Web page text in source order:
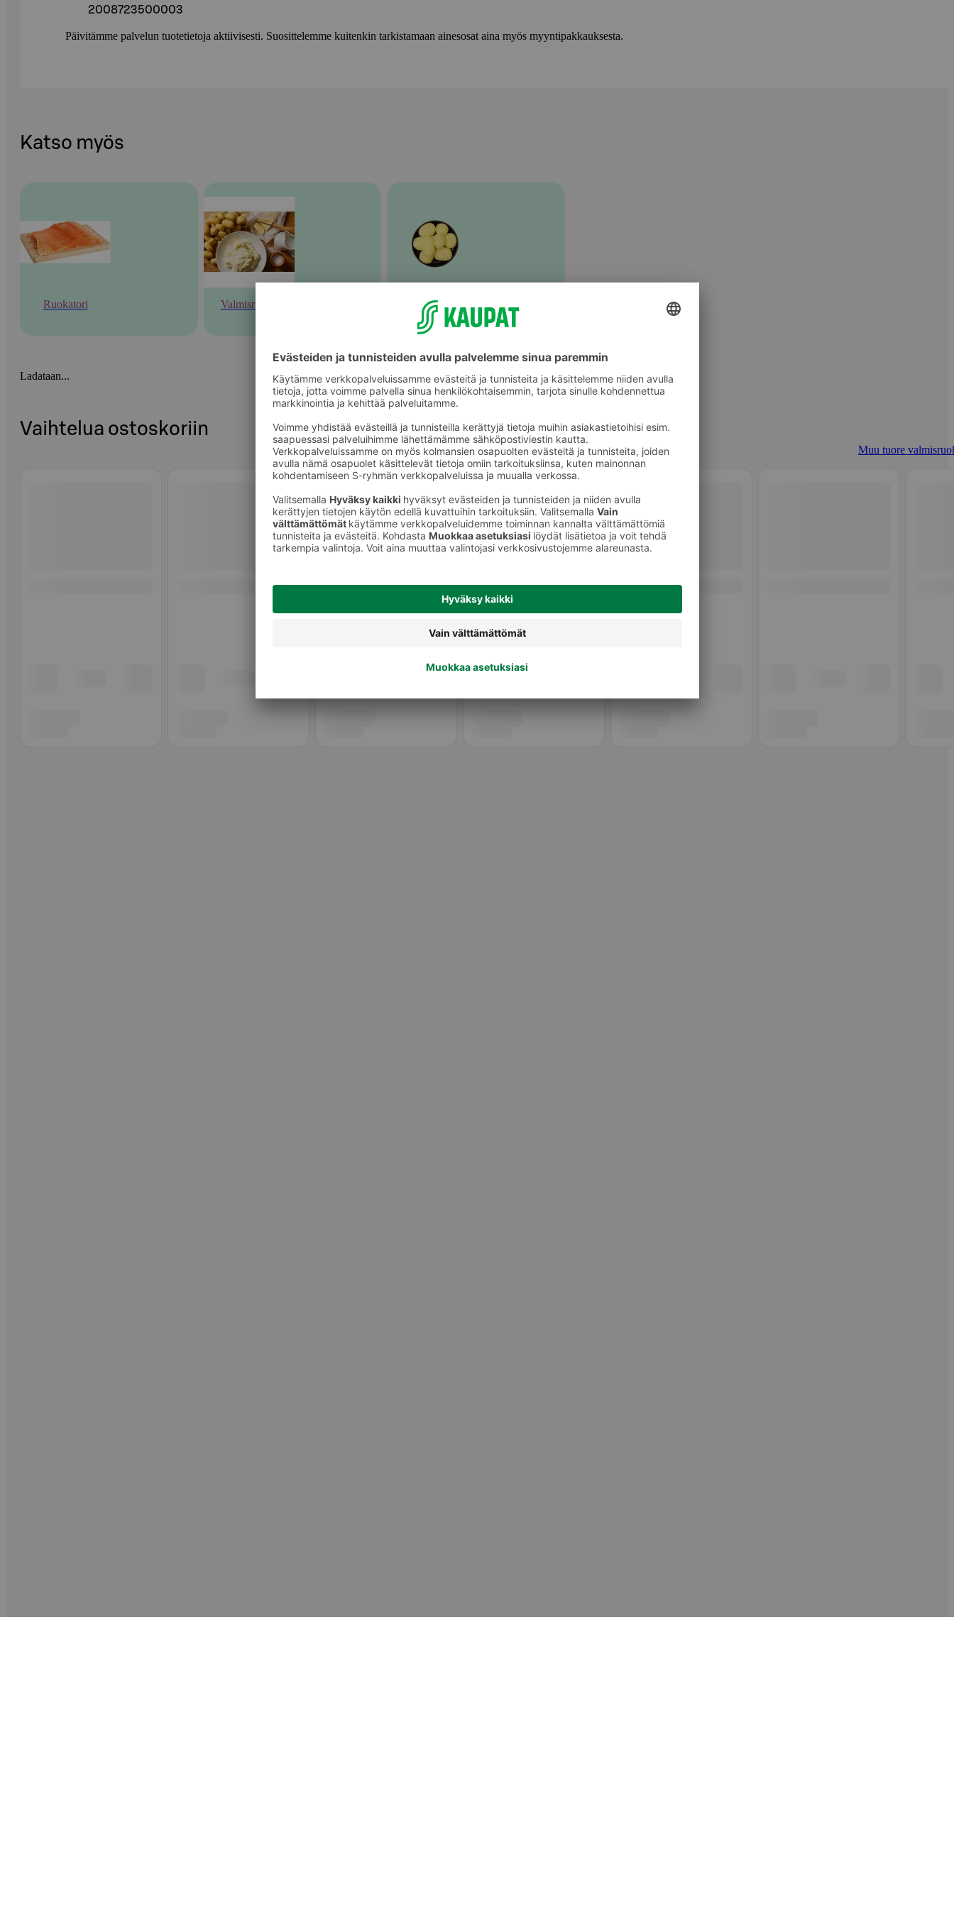
2008723500003
Päivitämme palvelun tuotetietoja aktiivisesti. Suosittelemme kuitenkin tarkistamaan ainesosat aina myös myyntipakkauksesta.
Katso myös
Ruokatori Valmisruoka Muu tuore valmisruoka
Ladataan...
Vaihtelua ostoskoriin
Muu tuore